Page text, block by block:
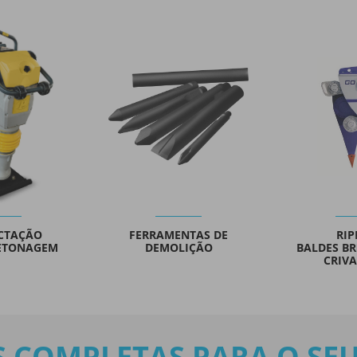
DE
RIPPERS
BALDES BRITADORES E